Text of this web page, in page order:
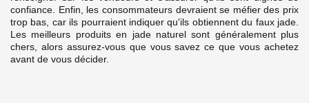
confiance. Enfin, les consommateurs devraient se méfier des prix
trop bas, car ils pourraient indiquer qu'ils obtiennent du faux jade.
Les meilleurs produits en jade naturel sont généralement plus
chers, alors assurez-vous que vous savez ce que vous achetez
avant de vous décider.